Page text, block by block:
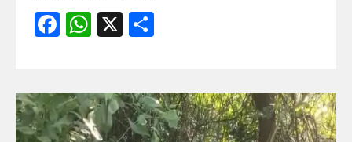
Facebook
WhatsApp
X